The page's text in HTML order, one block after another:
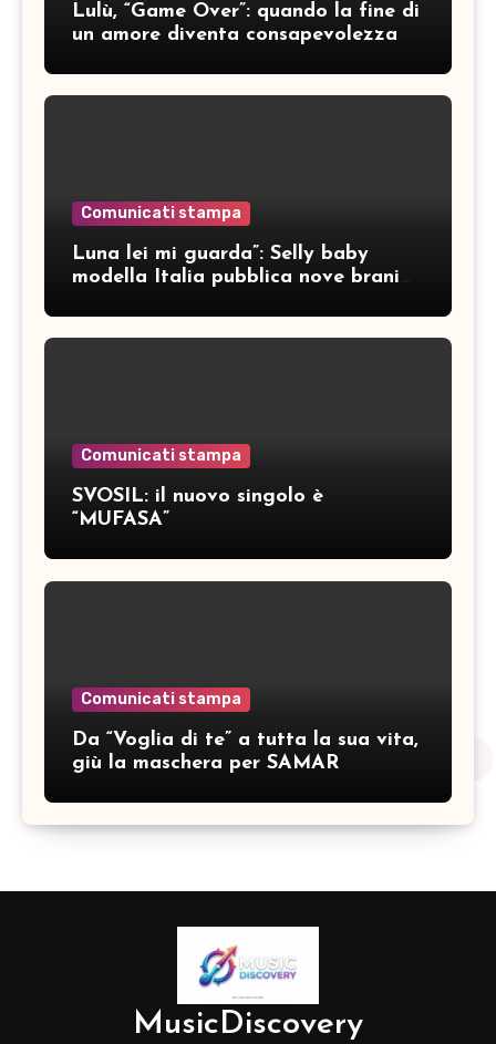
Lulù, “Game Over”: quando la fine di
un amore diventa consapevolezza
Comunicati stampa
Luna lei mi guarda”: Selly baby
modella Italia pubblica nove brani
Comunicati stampa
SVOSIL: il nuovo singolo è
“MUFASA”
Comunicati stampa
Da “Voglia di te” a tutta la sua vita,
giù la maschera per SAMAR
MusicDiscovery